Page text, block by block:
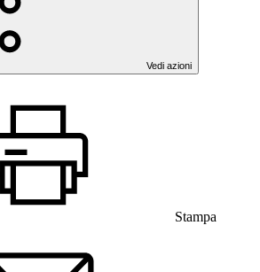
Vedi azioni
Stampa